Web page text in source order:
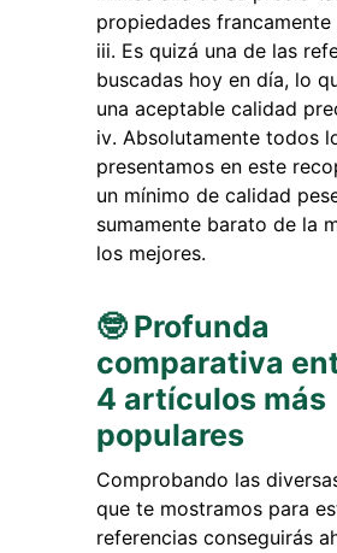
propiedades francamente
Es quizá una de las
buscadas hoy en día, lo
una aceptable calidad
Absolutamente todos
presentamos en este
un mínimo de calidad
sumamente barato de la
los mejores.
🤓 Profunda
comparativa
4 artículos más
populares
Comprobando las
que te mostramos para
referencias conseguirás